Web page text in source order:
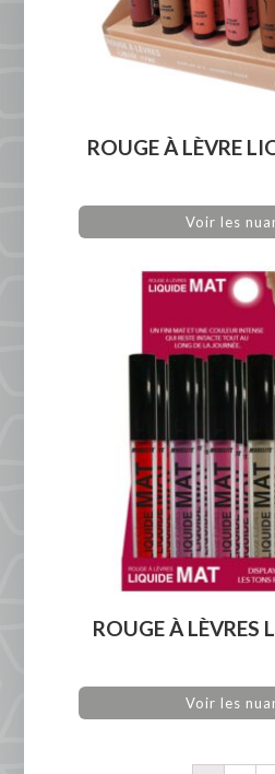
ROUGE À LÈVRE
Voir les
ROUGE À LÈVRES
Voir les